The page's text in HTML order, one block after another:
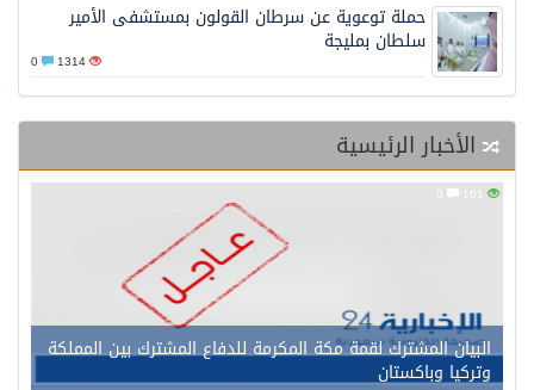
حملة توعوية عن سرطان القولون بمستشفى الأمير
سلطان بمليجة
1314
الأخبار الرئيسية
البيان المشترك لقمة مكة المكرمة للدفاع المشترك بين المملكة
وتركيا وباكستان